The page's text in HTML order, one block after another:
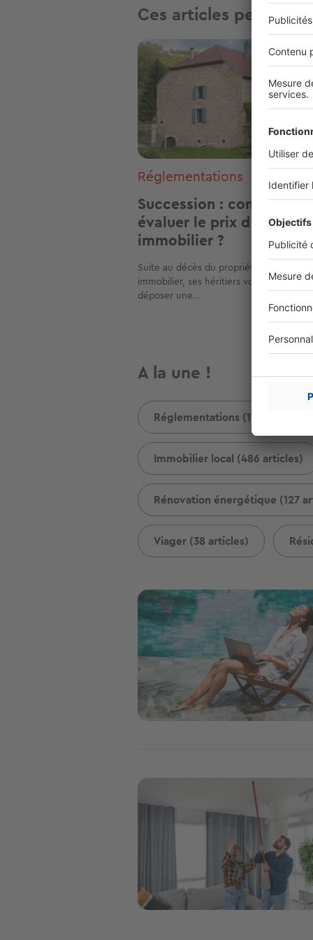
Ces articles peuvent
Image
Réglementations
Succession : comment
évaluer le prix d'un bien
immobilier ?
Suite au décès du propriétaire d'un bien
immobilier, ses héritiers vont être
déposer une...
A la une !
Réglementations (1105 articles)
Immobilier local (486 articles)
Rénovation énergétique (127
Viager (38 articles)
Image
Image